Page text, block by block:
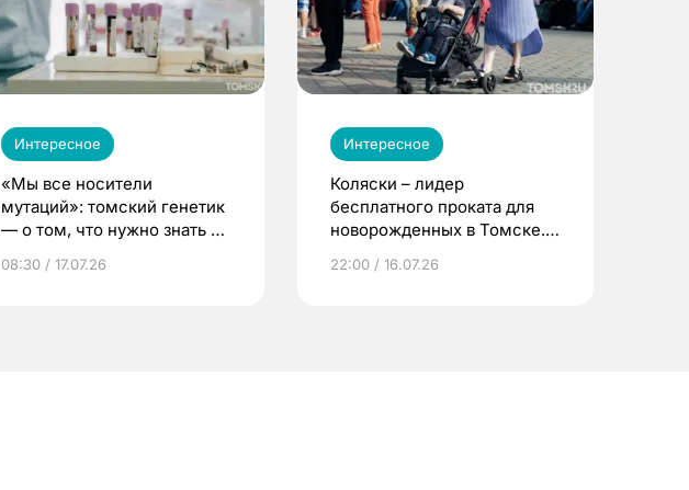
Интересное
«Мы все носители
мутаций»: томский генетик
— о том, что нужно знать до
08:30 / 17.07.26
Интересное
Коляски – лидер
бесплатного проката для
новорожденных в Томске.
22:00 / 16.07.26